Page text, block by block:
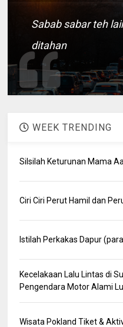
Sabab sabar teh
ditahan
WEEK TRENDING
Silsilah Keturunan Mama
Ciri Ciri Perut Hamil dan
Istilah Perkakas Dapur
Kecelakaan Lalu Lintas di
Pengendara Motor Alami
Wisata Pokland Tiket &